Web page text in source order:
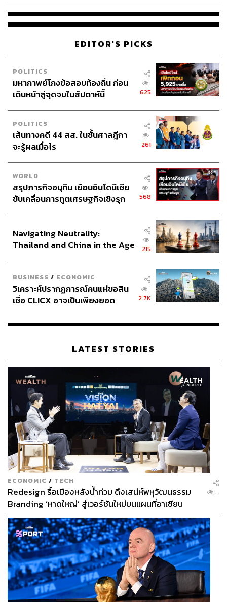
EDITOR'S PICKS
POLITICS
มหากาพย์โกงข้อสอบท้องถิ่น ก่อน
เดินหน้าสู่จุดจบในสัปดาห์นี้
625
POLITICS
เส้นทางคดี 44 สส. ในชั้นศาลฎีกา
จะรู้ผลเมื่อไร
261
WORLD
สรุปภารกิจอนุทิน เยือนอินโดนีเซีย
ขับเคลื่อนการทูตเศรษฐกิจเชิงรุก
568
Navigating Neutrality:
Thailand and China in the Age
215
BUSINESS / ECONOMIC
วิเคราะห์ปรากฏการณ์คนแห่ขอสิน
เชื่อ CLICX อาจเป็นเพียงยอด
เรือนไทยที่ถูกซุกไว้
2.7K
LATEST STORIES
ECONOMIC / TECH
Redesign รื้อเมืองหลังน้ำท่วม ดึงเสน่ห์พหุวัฒนธรรม
Branding ‘หาดใหญ่’ สู่เวอร์ชันใหม่บนแผนที่อาเซียน
...